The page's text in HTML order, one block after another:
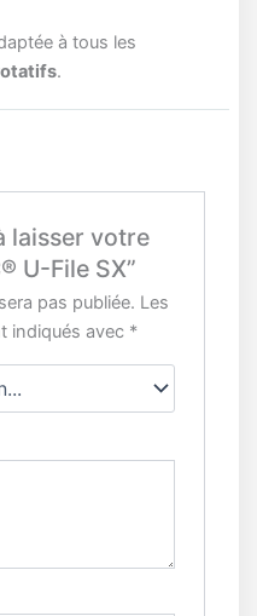
à tous les
.
laisser votre
U-File SX”
pas publiée. Les
indiqués avec *